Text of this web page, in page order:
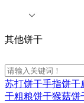
其他饼干
苏打饼干手指饼干
干粗粮饼干猴菇饼